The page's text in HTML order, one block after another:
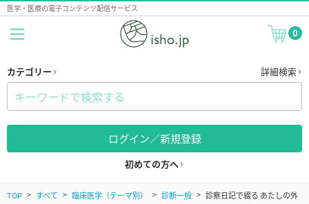
医学・医療の電子コンテンツ配信サービス
0
カテゴリー 詳細検索
ログイン／新規登録
初めての方へ
TOP すべて 臨床医学（テーマ別） 診断一般
診察日記で綴る あたしの外